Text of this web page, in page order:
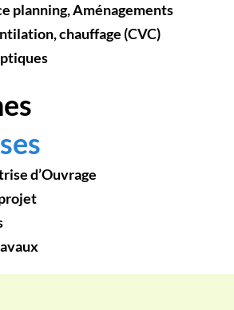
planning, Aménagements
chauffage (CVC)
d’Ouvrage